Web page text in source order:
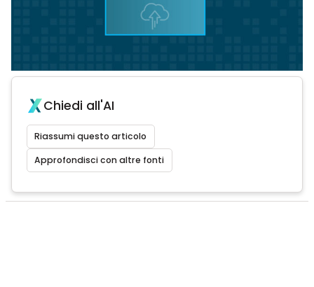
Chiedi all'AI
Riassumi questo articolo
Approfondisci con altre fonti